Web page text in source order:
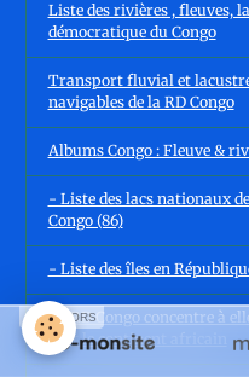
Liste des rivières , fleuves,
démocratique du Congo
Transport fluvial et
navigables de la RD Congo
Albums Congo : Fleuve &
- Liste des lacs nationaux
Congo (86)
- Liste des îles en
La RD Congo concentre à
tout le continent africain
SPONSORS